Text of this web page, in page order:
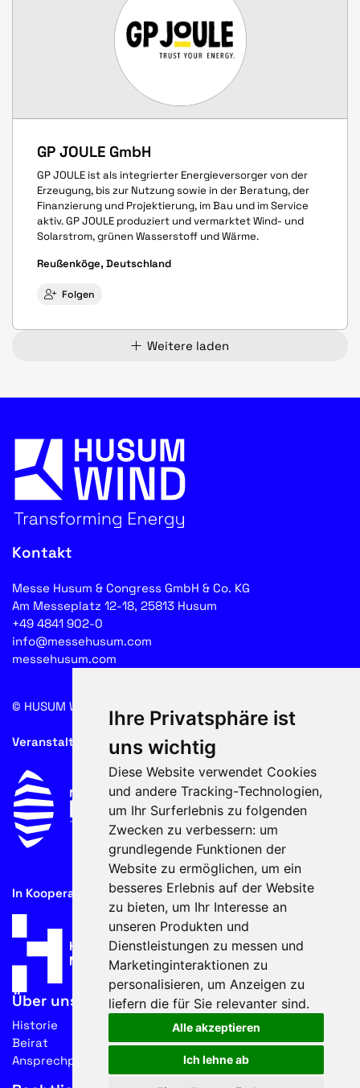
Ihre Privatsphäre ist
uns wichtig
Diese Website verwendet Cookies
und andere Tracking-Technologien,
um Ihr Surferlebnis zu folgenden
Zwecken zu verbessern: um
grundlegende Funktionen der
Website zu ermöglichen, um ein
besseres Erlebnis auf der Website
zu bieten, um Ihr Interesse an
unseren Produkten und
Dienstleistungen zu messen und
Marketinginteraktionen zu
personalisieren, um Anzeigen zu
liefern die für Sie relevanter sind.
Alle akzeptieren
Ich lehne ab
GP JOULE GmbH
GP JOULE ist als integrierter Energieversorger von der
Erzeugung, bis zur Nutzung sowie in der Beratung, der
Finanzierung und Projektierung, im Bau und im Service
aktiv. GP JOULE produziert und vermarktet Wind- und
Solarstrom, grünen Wasserstoff und Wärme.
Reußenköge, Deutschland
Folgen
Weitere laden
Kontakt
Messe Husum & Congress GmbH & Co. KG
Am Messeplatz 12-18, 25813 Husum
+49 4841 902-0
info@messehusum.com
messehusum.com
© HUSUM WIND 2026
Veranstalter
In Kooperation mit
Über uns
Historie
Beirat
Ansprechpartner